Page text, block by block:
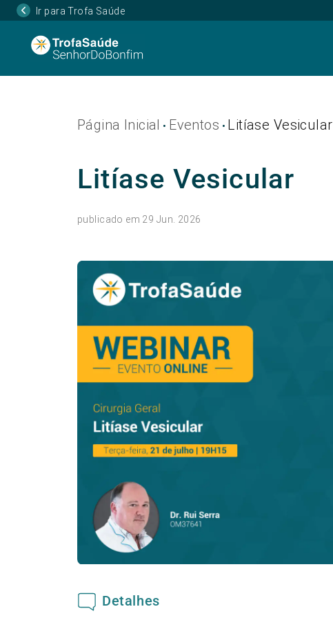
Ir para Trofa Saúde
Página Inicial • Eventos • Litíase Vesicular
Litíase Vesicular
publicado em 29 Jun. 2026
Detalhes